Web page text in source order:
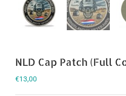
NLD Cap Patch (Full
€13,00